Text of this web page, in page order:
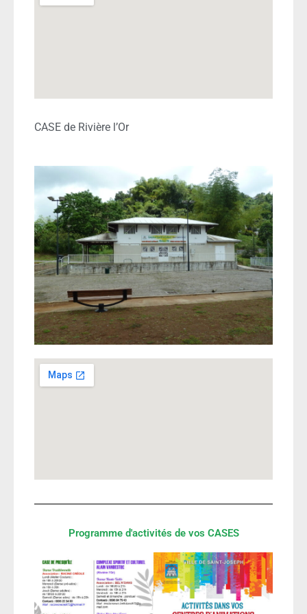
CASE de Rivière l’Or
Programme d'activités de vos CASES